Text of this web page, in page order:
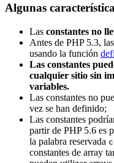
Algunas
Las constantes no
Antes de PHP 5.3,
usando la función
Las constantes
cualquier sitio sin
variables.
Las constantes no
vez se han definido;
Las constantes
partir de PHP 5.6 es
la palabra reservada
constantes de array